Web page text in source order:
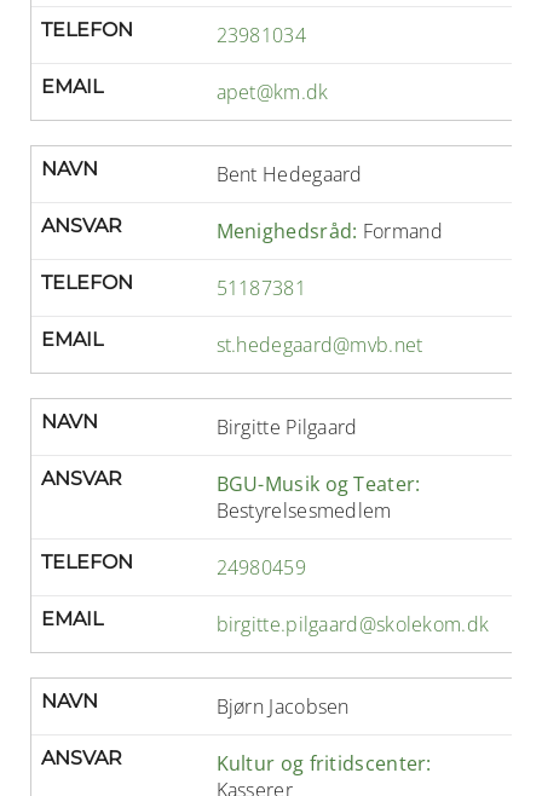
TELEFON 23981034
EMAIL apet@km.dk
NAVN Bent Hedegaard
ANSVAR Menighedsråd: Formand
TELEFON 51187381
EMAIL st.hedegaard@mvb.net
NAVN Birgitte Pilgaard
ANSVAR
BGU-Musik og Teater:
Bestyrelsesmedlem
TELEFON 24980459
EMAIL birgitte.pilgaard@skolekom.dk
NAVN Bjørn Jacobsen
ANSVAR
Kultur og fritidscenter:
Kasserer